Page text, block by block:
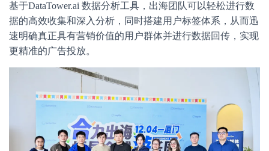
基于DataTower.ai 数据分析工具，出海团队可以轻松进行数
据的高效收集和深入分析，同时搭建用户标签体系，从而迅
速明确真正具有营销价值的用户群体并进行数据回传，实现
更精准的广告投放。